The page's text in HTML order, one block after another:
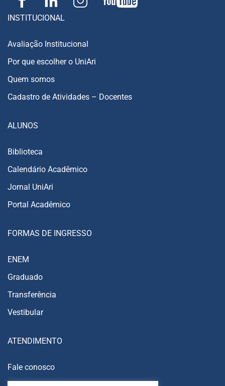
INSTITUCIONAL
Avaliação Institucional
Por que escolher o UniAri
Quem somos
Cadastro de Atividades – Docentes
ALUNOS
Biblioteca
Calendário Acadêmico
Jornal UniAri
Portal Acadêmico
FORMAS DE INGRESSO
ENEM
Graduado
Transferência
Vestibular
ATENDIMENTO
Fale conosco